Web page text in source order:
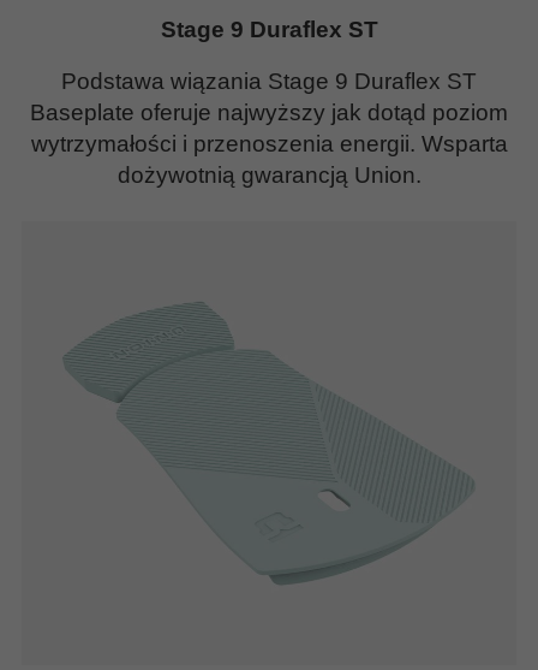
Stage 9 Duraflex ST
Podstawa wiązania Stage 9 Duraflex ST
Baseplate oferuje najwyższy jak dotąd poziom
wytrzymałości i przenoszenia energii. Wsparta
dożywotnią gwarancją Union.